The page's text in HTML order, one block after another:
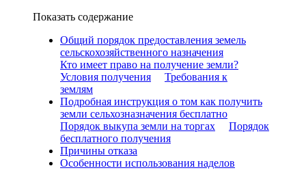
Показать содержание
Общий порядок предоставления земель
сельскохозяйственного назначения
Кто имеет право на получение земли?
Условия получения
Требования к
землям
Подробная инструкция о том как получить
земли сельхозназначения бесплатно
Порядок выкупа земли на торгах
Порядок
бесплатного получения
Причины отказа
Особенности использования наделов